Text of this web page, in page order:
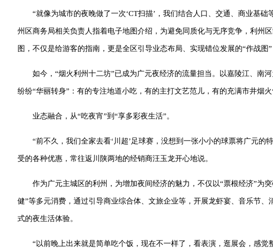
“就像为城市的夜晚做了一次‘CT扫描’，我们结合人口、交通、商业基
州区商务局相关负责人指着电子地图介绍，为避免同质化与无序竞争，利州
图，不仅是给游客的指南，更是全区引导业态布局、实现错位发展的“作战图
如今，“烟火利州十二坊”已成为广元夜经济的流量担当。以嘉陵江、南
纷纷“华丽转身”：有的专注地道小吃，有的主打文艺范儿，有的充满市井烟
业态融合，从“吃夜宵”到“享多彩夜生活”。
“前不久，我们全家去看‘川超’足球赛，没想到一张小小的球票将广元
受的各种优惠，常往返川陕两地的经销商汪玉龙开心地说。
作为广元主城区的利州，为增加夜间经济的魅力，不仅以“票根经济”为
健”等多元消费，通过引导商业综合体、文旅企业等，开展龙虾宴、音乐节
式的夜生活体验。
“以前晚上出来就是简单吃个饭，现在不一样了，看表演，逛展会，感